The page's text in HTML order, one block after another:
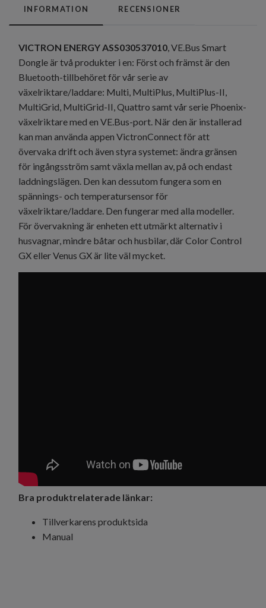
INFORMATION RECENSIONER
VICTRON ENERGY ASS030537010, VE.Bus Smart
Dongle är två produkter i en: Först och främst är den
Bluetooth-tillbehöret för vår serie av
växelriktare/laddare: Multi, MultiPlus, MultiPlus-II,
MultiGrid, MultiGrid-II, Quattro samt vår serie Phoenix-
växelriktare med en VE.Bus-port. När den är installerad
kan man använda appen VictronConnect för att
övervaka drift och även styra systemet: ändra gränsen
för ingångsström samt växla mellan av, på och endast
laddningslägen. Den kan dessutom fungera som en
spännings- och temperatursensor för
växelriktare/laddare. Den fungerar med alla modeller.
För övervakning är enheten ett utmärkt alternativ i
husvagnar, mindre båtar och husbilar, där Color Control
GX eller Venus GX är lite väl mycket.
Bra produktrelaterade länkar:
Tillverkarens produktsida
Manual